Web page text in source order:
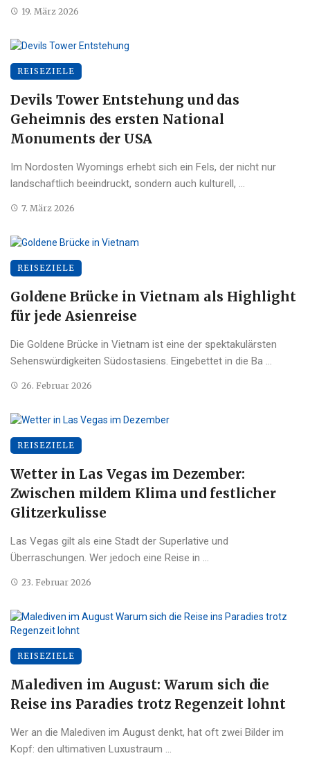
19. März 2026
REISEZIELE
Devils Tower Entstehung und das
Geheimnis des ersten National
Monuments der USA
Im Nordosten Wyomings erhebt sich ein Fels, der nicht nur
landschaftlich beeindruckt, sondern auch kulturell, ...
7. März 2026
REISEZIELE
Goldene Brücke in Vietnam als Highlight
für jede Asienreise
Die Goldene Brücke in Vietnam ist eine der spektakulärsten
Sehenswürdigkeiten Südostasiens. Eingebettet in die Ba ...
26. Februar 2026
REISEZIELE
Wetter in Las Vegas im Dezember:
Zwischen mildem Klima und festlicher
Glitzerkulisse
Las Vegas gilt als eine Stadt der Superlative und
Überraschungen. Wer jedoch eine Reise in ...
23. Februar 2026
REISEZIELE
Malediven im August: Warum sich die
Reise ins Paradies trotz Regenzeit lohnt
Wer an die Malediven im August denkt, hat oft zwei Bilder im
Kopf: den ultimativen Luxustraum ...